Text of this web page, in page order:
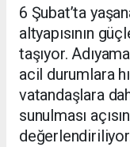
6 Şubat’ta
altyapısının
taşıyor.
acil durumlara
vatandaşlara
sunulması